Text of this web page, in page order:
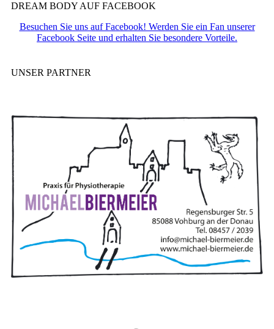
DREAM BODY AUF FACEBOOK
Besuchen Sie uns auf Facebook! Werden Sie ein Fan unserer
Facebook Seite und erhalten Sie besondere Vorteile.
UNSER PARTNER